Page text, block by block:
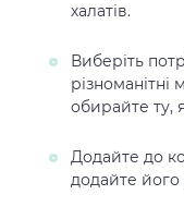
халатів.
Виберіть
різноманітні
обирайте ту,
Додайте до
додайте